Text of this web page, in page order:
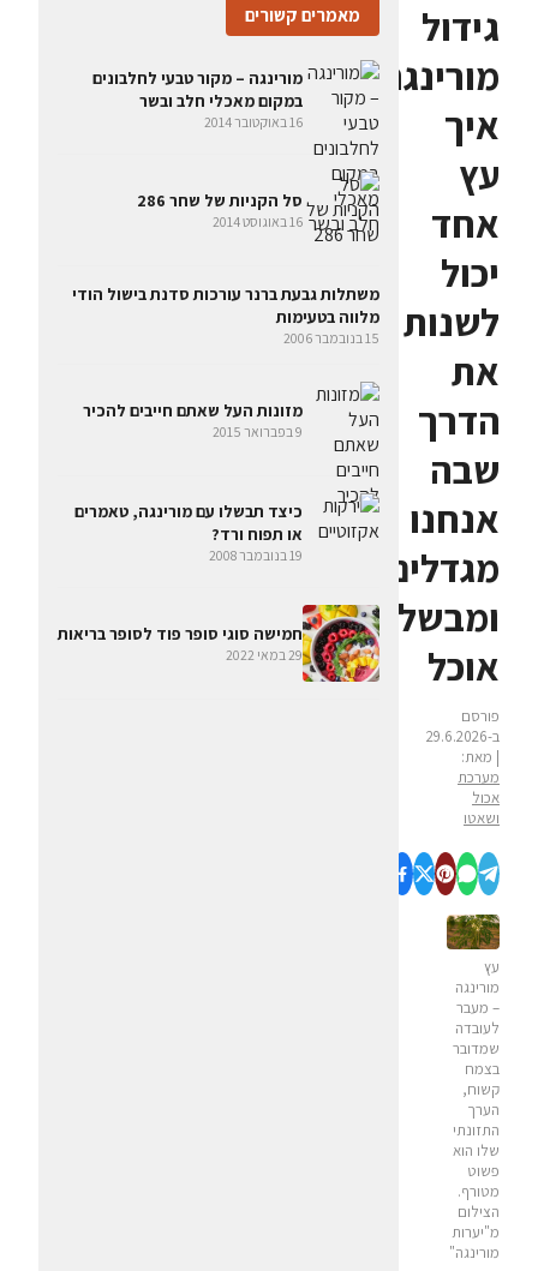
גידול
מורינגה:
איך
עץ
אחד
יכול
לשנות
את
הדרך
שבה
אנחנו
מגדלים
ומבשלים
אוכל
פורסם
ב-29.6.2026
| מאת:
מערכת
אכול
ושאטו
עץ
מורינגה
– מעבר
לעובדה
שמדובר
בצמח
קשוח,
הערך
התזונתי
שלו הוא
פשוט
מטורף.
הצילום
מ"יערות
מורינגה"
מאמרים קשורים
מורינגה – מקור טבעי לחלבונים
במקום מאכלי חלב ובשר
16 באוקטובר 2014
סל הקניות של שחר 286
16 באוגוסט 2014
משתלות גבעת ברנר עורכות סדנת בישול הודי
מלווה בטעימות
15 בנובמבר 2006
מזונות העל שאתם חייבים להכיר
9 בפברואר 2015
כיצד תבשלו עם מורינגה, טאמרים
או תפוח ורד?
19 בנובמבר 2008
חמישה סוגי סופר פוד לסופר בריאות
29 במאי 2022